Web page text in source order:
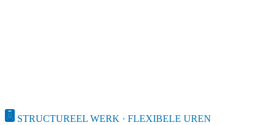
STRUCTUREEL WERK · FLEXIBELE UREN